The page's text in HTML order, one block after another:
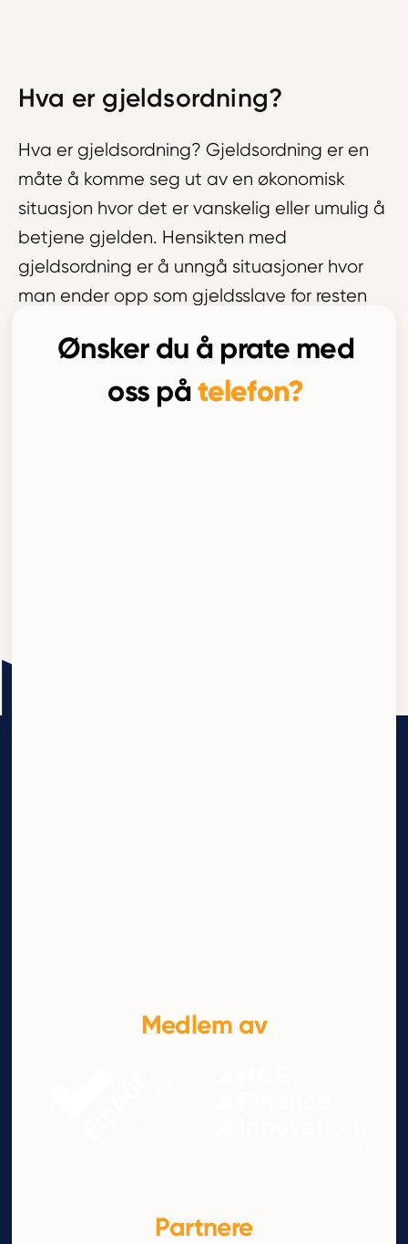
Hva er gjeldsordning?
Hva er gjeldsordning? Gjeldsordning er en
måte å komme seg ut av en økonomisk
situasjon hvor det er vanskelig eller umulig å
betjene gjelden. Hensikten med
gjeldsordning er å unngå situasjoner hvor
man ender opp som gjeldsslave for resten
Les mer om Hva er gjeldsordning?
Ønsker du å prate med
oss påtelefon?
Medlem av
Partnere